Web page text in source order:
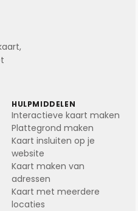
HULPMIDDELEN
Interactieve kaart maken
Plattegrond maken
Kaart insluiten op je
website
Kaart maken van
adressen
Kaart met meerdere
locaties